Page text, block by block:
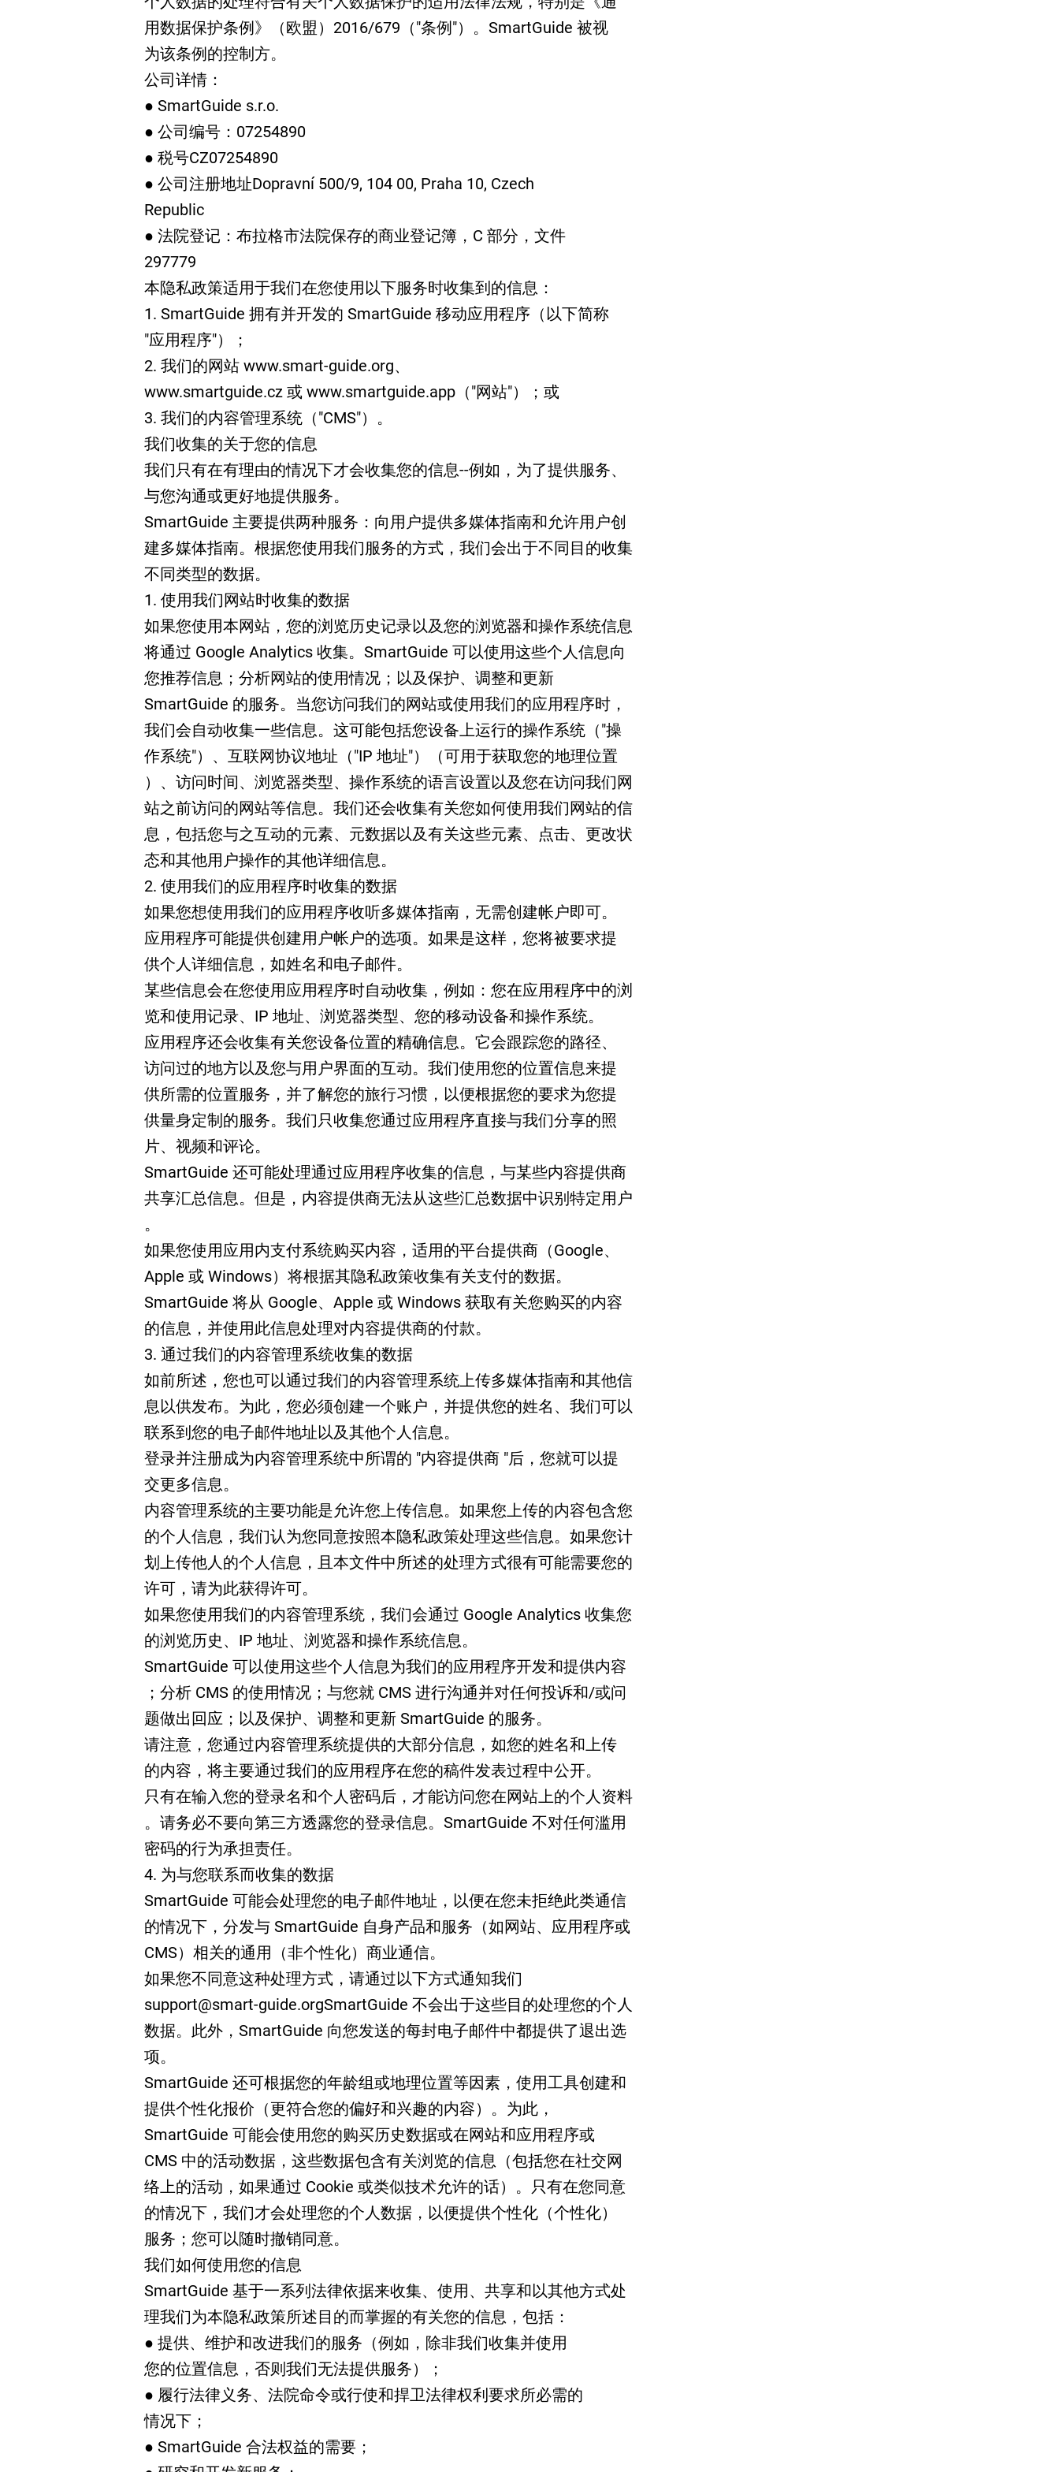
用数据保护条例》（欧盟）2016/679（"条例"）。SmartGuide 被视
为该条例的控制方。
公司详情：
● SmartGuide s.r.o.
● 公司编号：07254890
● 税号CZ07254890
● 公司注册地址Dopravní 500/9, 104 00, Praha 10, Czech
Republic
● 法院登记：布拉格市法院保存的商业登记簿，C 部分，文件
297779
本隐私政策适用于我们在您使用以下服务时收集到的信息：
1. SmartGuide 拥有并开发的 SmartGuide 移动应用程序（以下简称
"应用程序"）；
2. 我们的网站 www.smart-guide.org、
www.smartguide.cz 或 www.smartguide.app（"网站"）；或
3. 我们的内容管理系统（"CMS"）。
我们收集的关于您的信息
我们只有在有理由的情况下才会收集您的信息--例如，为了提供服务、
与您沟通或更好地提供服务。
SmartGuide 主要提供两种服务：向用户提供多媒体指南和允许用户创
建多媒体指南。根据您使用我们服务的方式，我们会出于不同目的收集
不同类型的数据。
1. 使用我们网站时收集的数据
如果您使用本网站，您的浏览历史记录以及您的浏览器和操作系统信息
将通过 Google Analytics 收集。SmartGuide 可以使用这些个人信息向
您推荐信息；分析网站的使用情况；以及保护、调整和更新
SmartGuide 的服务。当您访问我们的网站或使用我们的应用程序时，
我们会自动收集一些信息。这可能包括您设备上运行的操作系统（"操
作系统"）、互联网协议地址（"IP 地址"）（可用于获取您的地理位置
）、访问时间、浏览器类型、操作系统的语言设置以及您在访问我们网
站之前访问的网站等信息。我们还会收集有关您如何使用我们网站的信
息，包括您与之互动的元素、元数据以及有关这些元素、点击、更改状
态和其他用户操作的其他详细信息。
2. 使用我们的应用程序时收集的数据
如果您想使用我们的应用程序收听多媒体指南，无需创建帐户即可。
应用程序可能提供创建用户帐户的选项。如果是这样，您将被要求提
供个人详细信息，如姓名和电子邮件。
某些信息会在您使用应用程序时自动收集，例如：您在应用程序中的浏
览和使用记录、IP 地址、浏览器类型、您的移动设备和操作系统。
应用程序还会收集有关您设备位置的精确信息。它会跟踪您的路径、
访问过的地方以及您与用户界面的互动。我们使用您的位置信息来提
供所需的位置服务，并了解您的旅行习惯，以便根据您的要求为您提
供量身定制的服务。我们只收集您通过应用程序直接与我们分享的照
片、视频和评论。
SmartGuide 还可能处理通过应用程序收集的信息，与某些内容提供商
共享汇总信息。但是，内容提供商无法从这些汇总数据中识别特定用户
。
如果您使用应用内支付系统购买内容，适用的平台提供商（Google、
Apple 或 Windows）将根据其隐私政策收集有关支付的数据。
SmartGuide 将从 Google、Apple 或 Windows 获取有关您购买的内容
的信息，并使用此信息处理对内容提供商的付款。
3. 通过我们的内容管理系统收集的数据
如前所述，您也可以通过我们的内容管理系统上传多媒体指南和其他信
息以供发布。为此，您必须创建一个账户，并提供您的姓名、我们可以
联系到您的电子邮件地址以及其他个人信息。
登录并注册成为内容管理系统中所谓的 "内容提供商 "后，您就可以提
交更多信息。
内容管理系统的主要功能是允许您上传信息。如果您上传的内容包含您
的个人信息，我们认为您同意按照本隐私政策处理这些信息。如果您计
划上传他人的个人信息，且本文件中所述的处理方式很有可能需要您的
许可，请为此获得许可。
如果您使用我们的内容管理系统，我们会通过 Google Analytics 收集您
的浏览历史、IP 地址、浏览器和操作系统信息。
SmartGuide 可以使用这些个人信息为我们的应用程序开发和提供内容
；分析 CMS 的使用情况；与您就 CMS 进行沟通并对任何投诉和/或问
题做出回应；以及保护、调整和更新 SmartGuide 的服务。
请注意，您通过内容管理系统提供的大部分信息，如您的姓名和上传
的内容，将主要通过我们的应用程序在您的稿件发表过程中公开。
只有在输入您的登录名和个人密码后，才能访问您在网站上的个人资料
。请务必不要向第三方透露您的登录信息。SmartGuide 不对任何滥用
密码的行为承担责任。
4. 为与您联系而收集的数据
SmartGuide 可能会处理您的电子邮件地址，以便在您未拒绝此类通信
的情况下，分发与 SmartGuide 自身产品和服务（如网站、应用程序或
CMS）相关的通用（非个性化）商业通信。
如果您不同意这种处理方式，请通过以下方式通知我们
support@smart-guide.orgSmartGuide 不会出于这些目的处理您的个人
数据。此外，SmartGuide 向您发送的每封电子邮件中都提供了退出选
项。
SmartGuide 还可根据您的年龄组或地理位置等因素，使用工具创建和
提供个性化报价（更符合您的偏好和兴趣的内容）。为此，
SmartGuide 可能会使用您的购买历史数据或在网站和应用程序或
CMS 中的活动数据，这些数据包含有关浏览的信息（包括您在社交网
络上的活动，如果通过 Cookie 或类似技术允许的话）。只有在您同意
的情况下，我们才会处理您的个人数据，以便提供个性化（个性化）
服务；您可以随时撤销同意。
我们如何使用您的信息
SmartGuide 基于一系列法律依据来收集、使用、共享和以其他方式处
理我们为本隐私政策所述目的而掌握的有关您的信息，包括：
● 提供、维护和改进我们的服务（例如，除非我们收集并使用
您的位置信息，否则我们无法提供服务）；
● 履行法律义务、法院命令或行使和捍卫法律权利要求所必需的
情况下；
● SmartGuide 合法权益的需要；